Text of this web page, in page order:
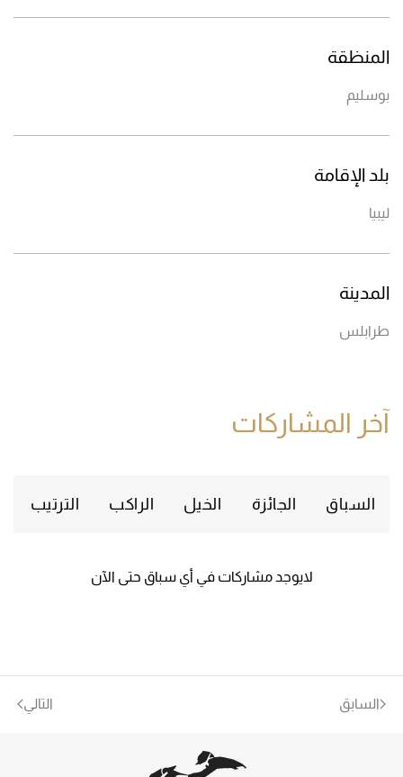
المنظقة
بوسليم
بلد الإقامة
ليبيا
المدينة
طرابلس
آخر المشاركات
السباق الجائزة الخيل الراكب الترتيب
لايوجد مشاركات في أي سباق حتى الآن
السابق التالي